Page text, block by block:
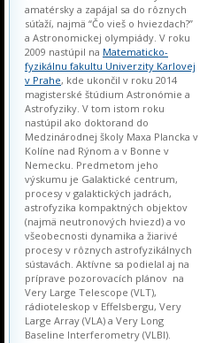
amatérsky a zapájal sa do rôznych
súťaží, najmä “Čo vieš o hviezdach?”
a Astronomickej olympiády. V roku
2009 nastúpil na Matematicko-
fyzikálnu fakultu Univerzity Karlovej
v Prahe, kde ukončil v roku 2014
magisterské štúdium Astronómie a
Astrofyziky. V tom istom roku
nastúpil ako doktorand do
Medzinárodnej školy Maxa Plancka v
Kolíne nad Rýnom a v Bonne v
Nemecku. Predmetom jeho
výskumu je Galaktické centrum,
procesy v galaktických jadrách,
astrofyzika kompaktných objektov
(najmä neutronových hviezd) a vo
všeobecnosti dynamika a žiarivé
procesy v rôznych astrofyzikálnych
sústavách. Aktívne sa podielal aj na
príprave pozorovacích plánov na
Very Large Telescope (VLT),
rádioteleskop v Effelsbergu, Very
Large Array (VLA) a Very Long
Baseline Interferometry (VLBI).